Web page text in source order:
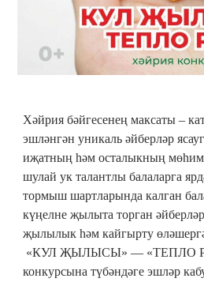
Хәйрия бәйгесенең максаты –
эшләнгән уникаль әйберләр
иҗатның һәм осталыкның
шулай ук талантлы балаларга
тормыш шартларында калган
күңелне җылыта торган
җылылык һәм кайгырту
«КУЛ ҖЫЛЫСЫ» — «ТЕПЛО
конкурсына түбәндәге эшләр